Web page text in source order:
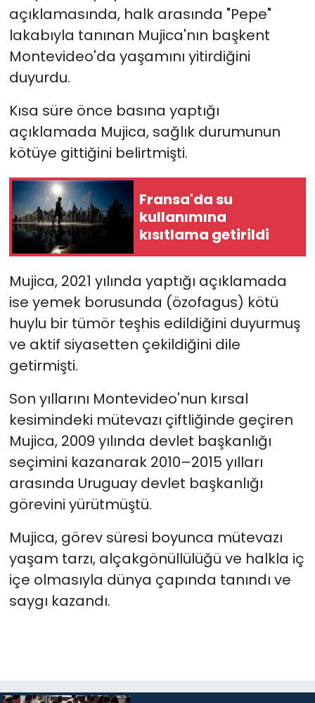
açıklamasında, halk arasında "Pepe"
lakabıyla tanınan Mujica'nın başkent
Montevideo'da yaşamını yitirdiğini
duyurdu.
Kısa süre önce basına yaptığı
açıklamada Mujica, sağlık durumunun
kötüye gittiğini belirtmişti.
Fransa'da su
kullanımına
kısıtlama getirildi
Mujica, 2021 yılında yaptığı açıklamada
ise yemek borusunda (özofagus) kötü
huylu bir tümör teşhis edildiğini duyurmuş
ve aktif siyasetten çekildiğini dile
getirmişti.
Son yıllarını Montevideo'nun kırsal
kesimindeki mütevazı çiftliğinde geçiren
Mujica, 2009 yılında devlet başkanlığı
seçimini kazanarak 2010–2015 yılları
arasında Uruguay devlet başkanlığı
görevini yürütmüştü.
Mujica, görev süresi boyunca mütevazı
yaşam tarzı, alçakgönüllülüğü ve halkla iç
içe olmasıyla dünya çapında tanındı ve
saygı kazandı.
SAĞLIK
Spor
Teknoloji
TÜRKiYE
Video Galeri
YAŞAM
Yazarlar